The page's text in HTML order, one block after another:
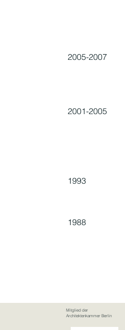
2005-2007
2001-2005
1993
1988
Mitglied der
Architektenkammer Berlin